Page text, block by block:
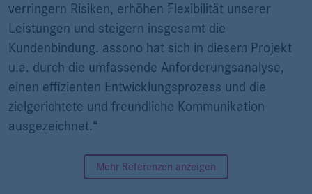
verringern Risiken, erhöhen Flexibilität unserer
Leistungen und steigern insgesamt die
Kundenbindung. assono hat sich in diesem Projekt
u.a. durch die umfassende Anforderungsanalyse,
einen effizienten Entwicklungsprozess und die
zielgerichtete und freundliche Kommunikation
ausgezeichnet.“
Mehr Referenzen anzeigen